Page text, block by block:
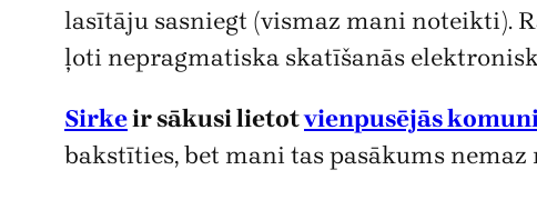
lasītāju sasniegt (vismaz mani noteikti).
ļoti nepragmatiska skatīšanās
Sirkeir sākusi lietotvienpusējās
bakstīties, bet mani tas pasākums nemaz